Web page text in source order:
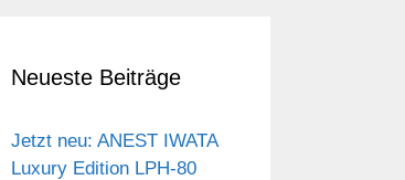
Neueste Beiträge
Jetzt neu: ANEST IWATA
Luxury Edition LPH-80